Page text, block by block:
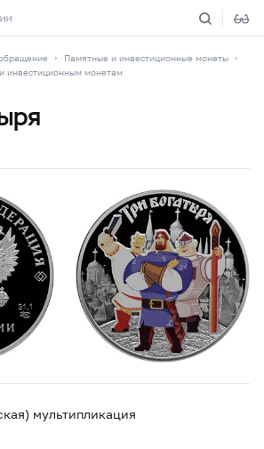
Памятные и инвестиционные монеты
инвестиционным монетам
мультипликация